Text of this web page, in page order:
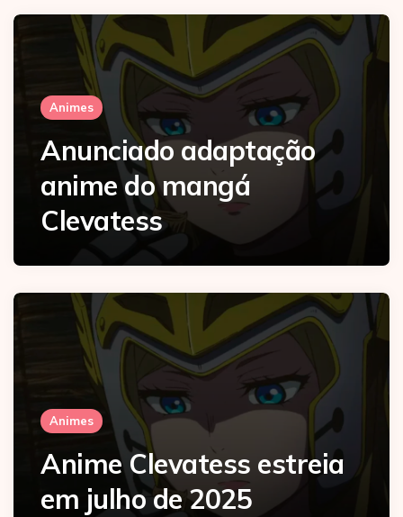
Animes
Anunciado adaptação
anime do mangá
Clevatess
Animes
Anime Clevatess estreia
em julho de 2025